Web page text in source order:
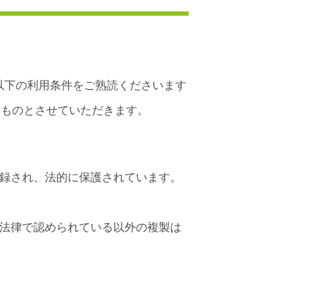
の利用条件をご熟読くださいます
のとさせていただきます。
れ、法的に保護されています。
律で認められている以外の複製は